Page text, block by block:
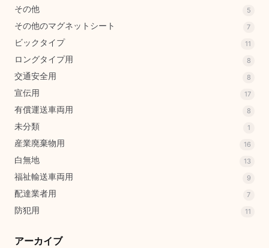
その他 5
その他のマグネットシート 7
ビックタイプ 11
ロングタイプ用 8
交通安全用 8
宣伝用 17
有償運送車両用 8
未分類 1
産業廃棄物用 16
白無地 13
福祉輸送車両用 9
配達業者用 7
防犯用 11
アーカイブ